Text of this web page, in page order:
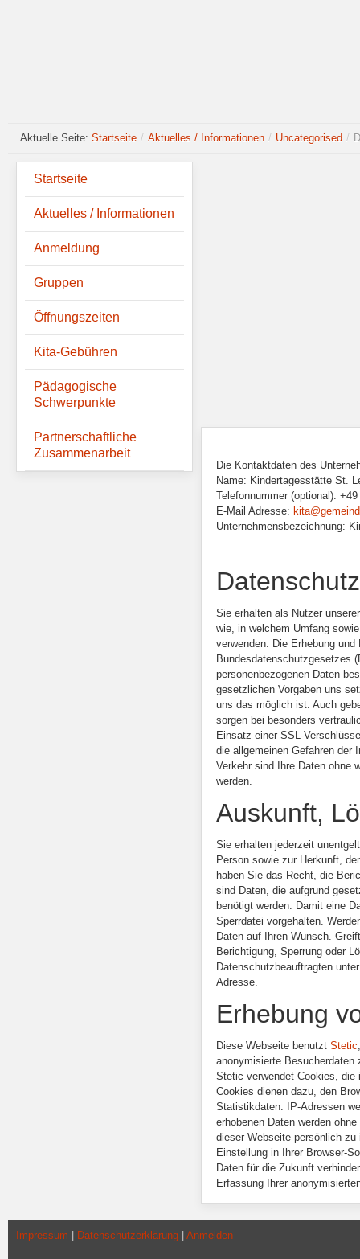
Aktuelle Seite: Startseite / Aktuelles / Informationen / Uncategorised /
Startseite
Aktuelles / Informationen
Anmeldung
Gruppen
Öffnungszeiten
Kita-Gebühren
Pädagogische
Schwerpunkte
Partnerschaftliche
Zusammenarbeit
Die Kontaktdaten des
Name: Kindertagesstätte St.
Telefonnummer (optional):
E-Mail Adresse:
Unternehmensbezeichnung:
Sie erhalten als Nutzer
wie, in welchem Umfang
verwenden. Die Erhebung
Bundesdatenschutzgesetzes
personenbezogenen Daten
gesetzlichen Vorgaben uns
uns das möglich ist. Auch
sorgen bei besonders
Einsatz einer SSL-
die allgemeinen Gefahren der
Verkehr sind Ihre Daten ohne
werden.
Auskunft,
Sie erhalten jederzeit
Person sowie zur Herkunft,
haben Sie das Recht, die
sind Daten, die aufgrund
benötigt werden. Damit eine
Sperrdatei vorgehalten.
Daten auf Ihren Wunsch.
Berichtigung, Sperrung oder
Datenschutzbeauftragten
Adresse.
Erhebung
Diese Webseite benutzt Stetic
anonymisierte Besucherdaten
Stetic verwendet Cookies, die
Cookies dienen dazu, den
Statistikdaten. IP-Adressen
erhobenen Daten werden
dieser Webseite persönlich
Einstellung in Ihrer Browser-
Daten für die Zukunft
Erfassung Ihrer
Impressum Datenschutzerklärung Anmelden